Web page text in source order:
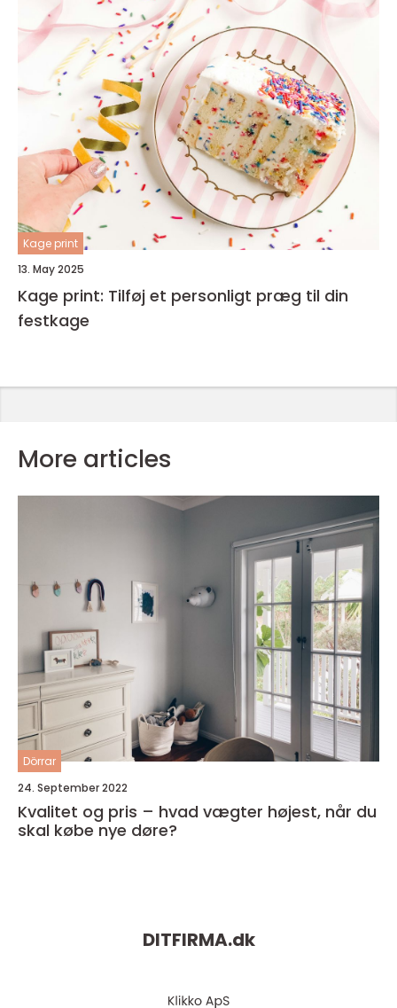
Kage print
13. May 2025
Kage print: Tilføj et personligt præg til din
festkage
More articles
Dörrar
24. September 2022
Kvalitet og pris – hvad vægter højest, når du
skal købe nye døre?
DITFIRMA.dk